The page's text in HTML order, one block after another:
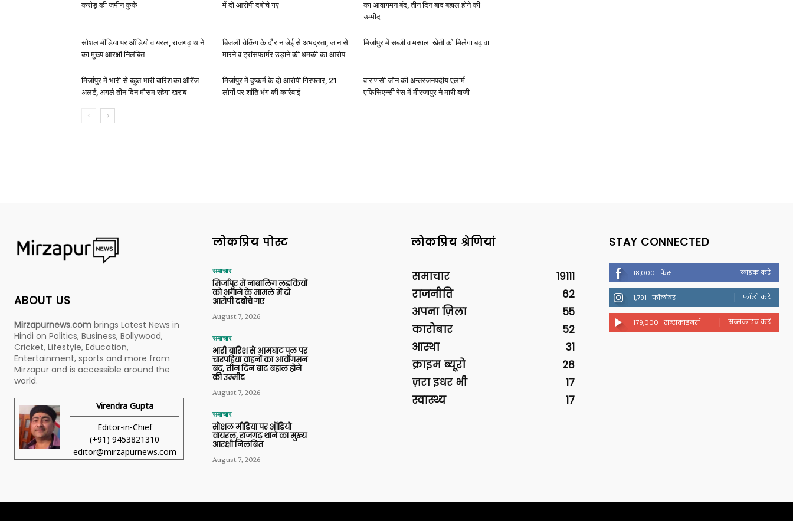
करोड़ की जमीन कुर्क
में दो आरोपी दबोचे गए
का आवागमन बंद, तीन दिन बाद बहाल होने की
उम्मीद
सोशल मीडिया पर ऑडियो वायरल, राजगढ़ थाने
का मुख्य आरक्षी निलंबित
बिजली चेकिंग के दौरान जेई से अभद्रता, जान से
मारने व ट्रांसफार्मर उड़ाने की धमकी का आरोप
मिर्जापुर में सब्जी व मसाला खेती को मिलेगा बढ़ावा
मिर्जापुर में भारी से बहुत भारी बारिश का ऑरेंज
अलर्ट, अगले तीन दिन मौसम रहेगा खराब
मिर्जापुर में दुष्कर्म के दो आरोपी गिरफ्तार, 21
लोगों पर शांति भंग की कार्रवाई
वाराणसी जोन की अन्तरजनपदीय एलार्म
एफिसिएन्सी रेस में मीरजापुर ने मारी बाजी
ABOUT US
Mirzapurnews.com brings Latest News in
Hindi on Politics, Business, Bollywood,
Cricket, Lifestyle, Education,
Entertainment, sports and more from
Mirzapur and is accessible around the
world.
Virendra Gupta
Editor-in-Chief
(+91) 9453821310
editor@mirzapurnews.com
लोकप्रिय पोस्ट
समाचार
मिर्जापुर में नाबालिग लड़कियों
को भगाने के मामले में दो
आरोपी दबोचे गए
August 7, 2026
समाचार
भारी बारिश से आमघाट पुल पर
चारपहिया वाहनों का आवागमन
बंद, तीन दिन बाद बहाल होने
की उम्मीद
August 7, 2026
समाचार
सोशल मीडिया पर ऑडियो
वायरल, राजगढ़ थाने का मुख्य
आरक्षी निलंबित
August 7, 2026
लोकप्रिय श्रेणियां
समाचार
19111
राजनीति
62
अपना ज़िला
55
कारोबार
52
आस्था
31
क्राइम ब्यूरो
28
ज़रा इधर भी
17
स्वास्थ्य
17
STAY CONNECTED
18,000 फैंस लाइक करें
1,791 फॉलोवर फॉलो करें
179,000 सब्सक्राइबर्स सब्सक्राइब करें